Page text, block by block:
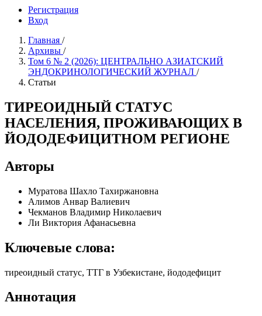
Регистрация
Вход
Главная /
Архивы /
Том 6 № 2 (2026): ЦЕНТРАЛЬНО АЗИАТСКИЙ
ЭНДОКРИНОЛОГИЧЕСКИЙ ЖУРНАЛ /
Статьи
ТИРЕОИДНЫЙ СТАТУС
НАСЕЛЕНИЯ, ПРОЖИВАЮЩИХ В
ЙОДОДЕФИЦИТНОМ РЕГИОНЕ
Авторы
Муратова Шахло Тахиржановна
Алимов Анвар Валиевич
Чекманов Владимир Николаевич
Ли Виктория Афанасьевна
Ключевые слова:
тиреоидный статус, ТТГ в Узбекистане, йододефицит
Аннотация